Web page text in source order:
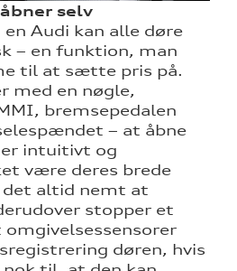
selv
Audi kan alle døre
– en funktion, man
til at sætte pris på.
med en nøgle,
bremsepedalen
– at åbne
er intuitivt og
være deres brede
det altid nemt at
stopper et
døren, hvis